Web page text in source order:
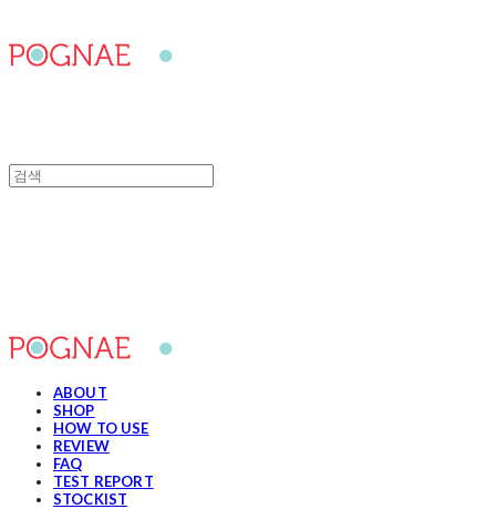
ABOUT
SHOP
HOW TO USE
REVIEW
FAQ
TEST REPORT
STOCKIST